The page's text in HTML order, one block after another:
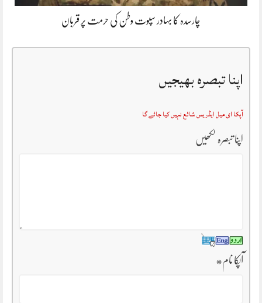
چارسدہ کا بہادر سپوت وطن کی حرمت پر قربان
اپنا تبصرہ بھیجیں
آپکا ای میل ایڈریس شائع نہیں کیا جائے گا
اپنا تبصرہ لکھیں
آپکا نام*